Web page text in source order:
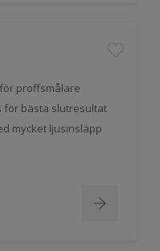
proffsmålare
för bästa slutresultat
mycket ljusinsläpp